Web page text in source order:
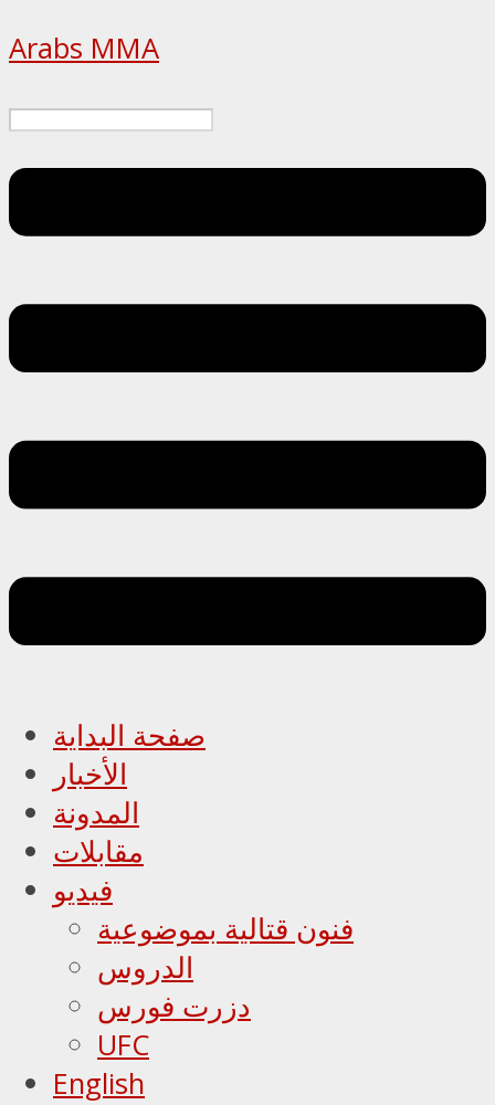
Arabs MMA
صفحة البداية
الأخبار
المدونة
مقابلات
فيديو
فنون قتالية بموضوعية
الدروس
دزرت فورس
UFC
English